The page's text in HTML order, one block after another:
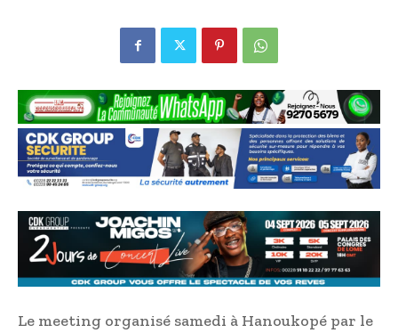
Le meeting organisé samedi à Hanoukopé par le